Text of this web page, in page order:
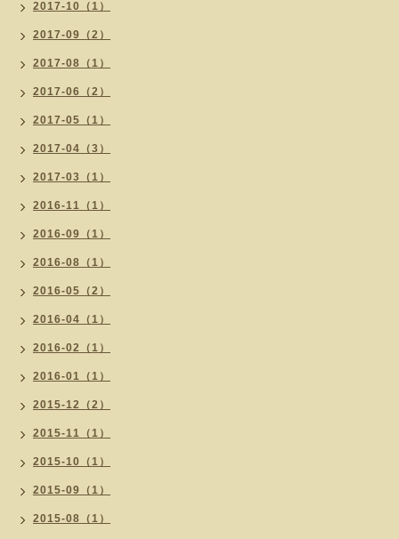
2017-10（1）
2017-09（2）
2017-08（1）
2017-06（2）
2017-05（1）
2017-04（3）
2017-03（1）
2016-11（1）
2016-09（1）
2016-08（1）
2016-05（2）
2016-04（1）
2016-02（1）
2016-01（1）
2015-12（2）
2015-11（1）
2015-10（1）
2015-09（1）
2015-08（1）